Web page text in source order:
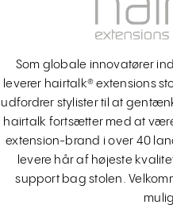
Som globale innovatører
leverer hairtalk® extensions
udfordrer stylister til at
hairtalk fortsætter med at
extension-brand i over 40
levere hår af højeste
support bag stolen.